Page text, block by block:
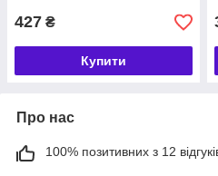
427 ₴
Купити
Про нас
100% позитивних з 12